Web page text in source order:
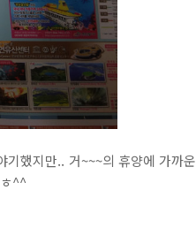
했지만.. 거~~~의 휴양에 가까운
^^